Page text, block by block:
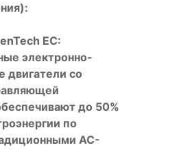
EC:
электронно-
двигатели со
до 50%
по
AC-